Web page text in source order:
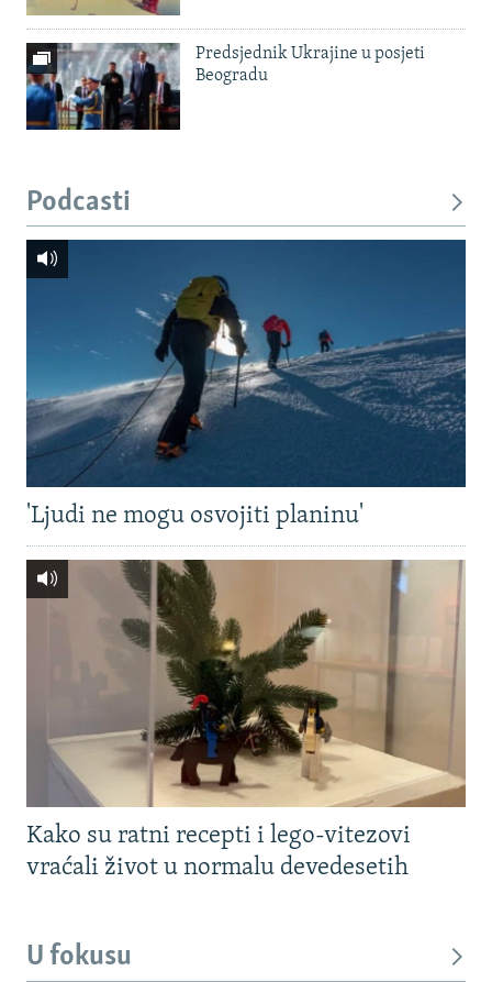
Predsjednik Ukrajine u posjeti
Beogradu
Podcasti
'Ljudi ne mogu osvojiti planinu'
Kako su ratni recepti i lego-vitezovi
vraćali život u normalu devedesetih
U fokusu